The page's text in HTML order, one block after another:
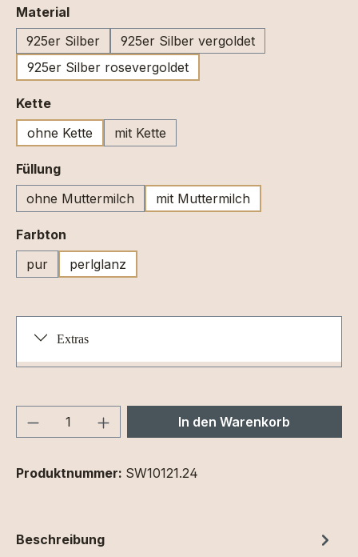
Materialauswählen
925er Silber
925er Silber vergoldet
925er Silber rosevergoldet
Ketteauswählen
ohne Kette
mit Kette
Füllungauswählen
ohne Muttermilch
mit Muttermilch
Farbton
pur
perlglanz
Extras
Produkt Anzahl: Gib denIn den Warenkorb
Produktnummer: SW10121.24
Beschreibung